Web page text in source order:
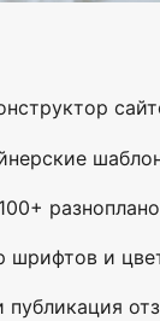
шрифтов и